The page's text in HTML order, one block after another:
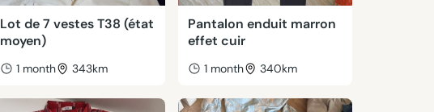
Lot de 7 vestes T38 (état
moyen)
1 month 343km
Pantalon enduit marron
effet cuir
1 month 340km